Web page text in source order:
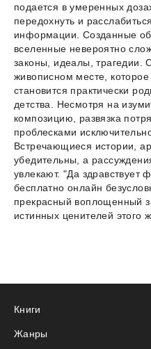
подается в умеренных
передохнуть и
информации. Созданные
вселенные невероятно
законы, идеалы, трагедии.
живописном месте, которое
становится практически
детства. Несмотря на
композицию, развязка
проблесками
Встречающиеся истории,
убедительны, а
увлекают. "Да здравствует
бесплатно онлайн
прекрасный воплощенный
истинных ценителей этого
Книги
Жанры